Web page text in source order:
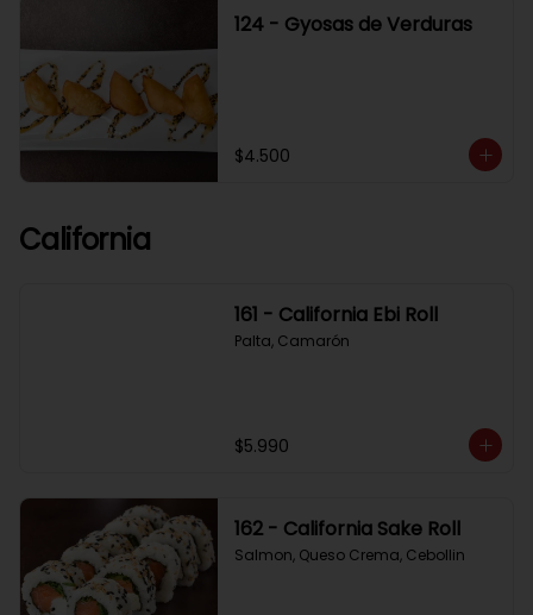
124 - Gyosas de Verduras
$4.500
California
161 - California Ebi Roll
Palta, Camarón
$5.990
162 - California Sake Roll
Salmon, Queso Crema, Cebollin